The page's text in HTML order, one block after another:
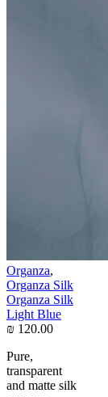
Organza,
Organza Silk
Organza Silk
Light Blue
₪ 120.00
Pure,
transparent
and matte silk